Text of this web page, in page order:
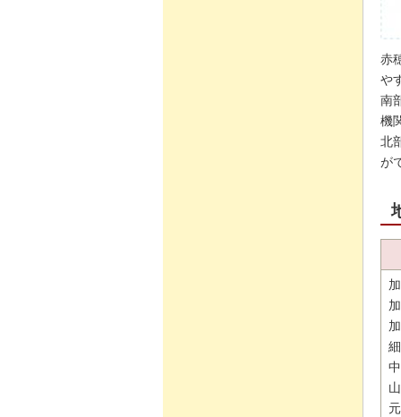
赤
や
南
機
北
が